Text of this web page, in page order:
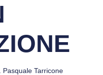
Pasquale Tarricone